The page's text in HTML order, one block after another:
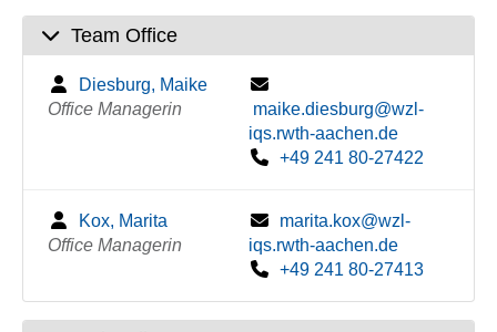
Team Office
Diesburg, Maike
Office Managerin
maike.diesburg@wzl-
iqs.rwth-aachen.de
+49 241 80-27422
Kox, Marita
Office Managerin
marita.kox@wzl-
iqs.rwth-aachen.de
+49 241 80-27413